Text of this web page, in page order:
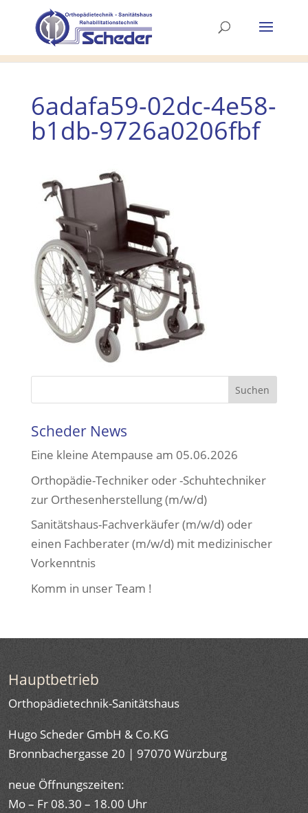
6adafa59-02dc-4e58-
b1db-9726a0206fbf
Scheder News
Eine kleine Atempause am 05.06.2026
Orthopädie-Techniker oder -Schuhtechniker
zur Orthesenherstellung (m/w/d)
Sanitätshaus-Fachverkäufer (m/w/d) oder
einen Fachberater (m/w/d) mit medizinischer
Vorkenntnis
Komm in unser Team !
Hauptbetrieb
Orthopädietechnik-Sanitätshaus
Hugo Scheder GmbH & Co.KG
Bronnbachergasse 20 | 97070 Würzburg
neue Öffnungszeiten:
Mo – Fr 08.30 – 18.00 Uhr